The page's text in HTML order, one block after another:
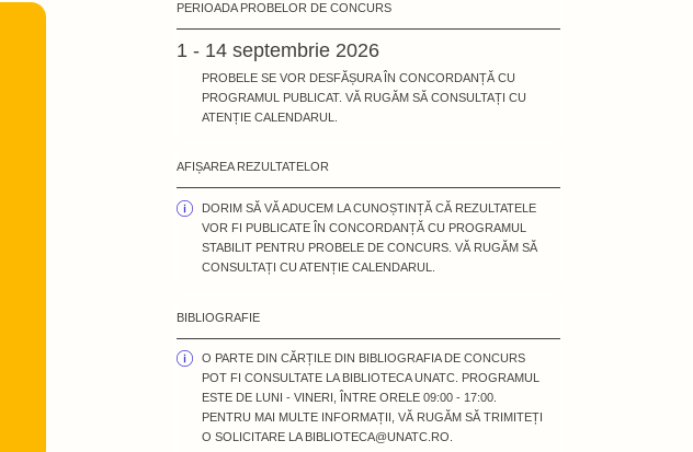
PERIOADA PROBELOR DE CONCURS
1 - 14 septembrie 2026
PROBELE SE VOR DESFĂȘURA ÎN CONCORDANȚĂ CU
PROGRAMUL PUBLICAT. VĂ RUGĂM SĂ CONSULTAȚI CU
ATENȚIE CALENDARUL.
AFIȘAREA REZULTATELOR
DORIM SĂ VĂ ADUCEM LA CUNOȘTINȚĂ CĂ REZULTATELE
VOR FI PUBLICATE ÎN CONCORDANȚĂ CU PROGRAMUL
STABILIT PENTRU PROBELE DE CONCURS. VĂ RUGĂM SĂ
CONSULTAȚI CU ATENȚIE CALENDARUL.
BIBLIOGRAFIE
O PARTE DIN CĂRȚILE DIN BIBLIOGRAFIA DE CONCURS
POT FI CONSULTATE LA BIBLIOTECA UNATC. PROGRAMUL
ESTE DE LUNI - VINERI, ÎNTRE ORELE 09:00 - 17:00.
PENTRU MAI MULTE INFORMAȚII, VĂ RUGĂM SĂ TRIMITEȚI
O SOLICITARE LA BIBLIOTECA@UNATC.RO.